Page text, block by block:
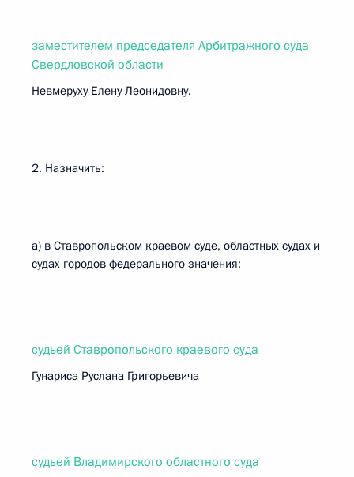
заместителем председателя Арбитражного суда
Свердловской области
Невмеруху Елену Леонидовну.
2. Назначить:
а) в Ставропольском краевом суде, областных судах и
судах городов федерального значения:
судьей Ставропольского краевого суда
Гунариса Руслана Григорьевича
судьей Владимирского областного суда